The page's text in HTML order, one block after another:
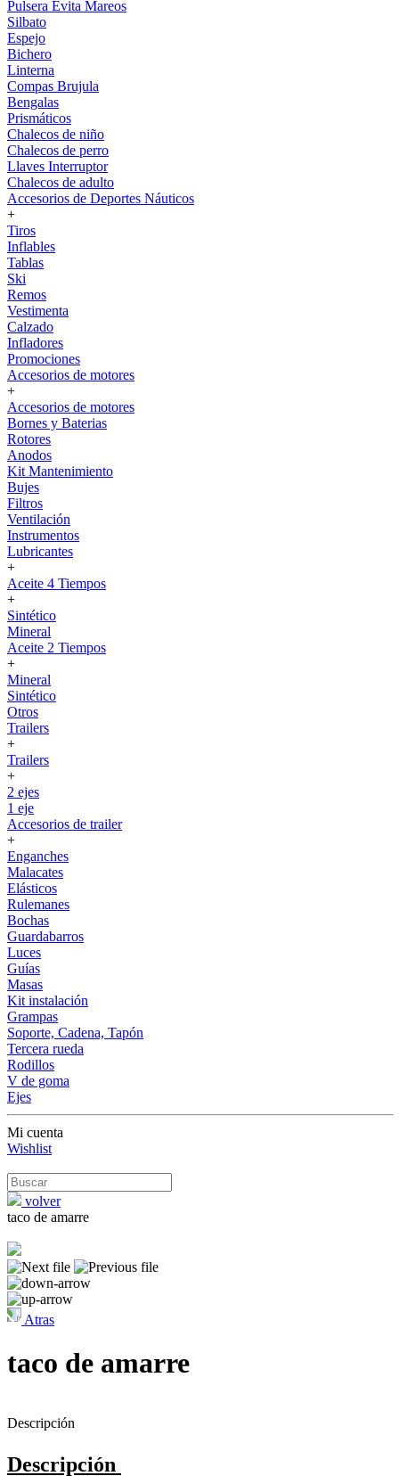
Pulsera Evita Mareos
Silbato
Espejo
Bichero
Linterna
Compas Brujula
Bengalas
Prismáticos
Chalecos de niño
Chalecos de perro
Llaves Interruptor
Chalecos de adulto
Accesorios de Deportes Náuticos
+
Tiros
Inflables
Tablas
Ski
Remos
Vestimenta
Calzado
Infladores
Promociones
Accesorios de motores
+
Accesorios de motores
Bornes y Baterias
Rotores
Anodos
Kit Mantenimiento
Bujes
Filtros
Ventilación
Instrumentos
Lubricantes
+
Aceite 4 Tiempos
+
Sintético
Mineral
Aceite 2 Tiempos
+
Mineral
Sintético
Otros
Trailers
+
Trailers
+
2 ejes
1 eje
Accesorios de trailer
+
Enganches
Malacates
Elásticos
Rulemanes
Bochas
Guardabarros
Luces
Guías
Masas
Kit instalación
Grampas
Soporte, Cadena, Tapón
Tercera rueda
Rodillos
V de goma
Ejes
Mi cuenta
Wishlist
volver
taco de amarre
Atras
taco de amarre
Descripción
Descripción